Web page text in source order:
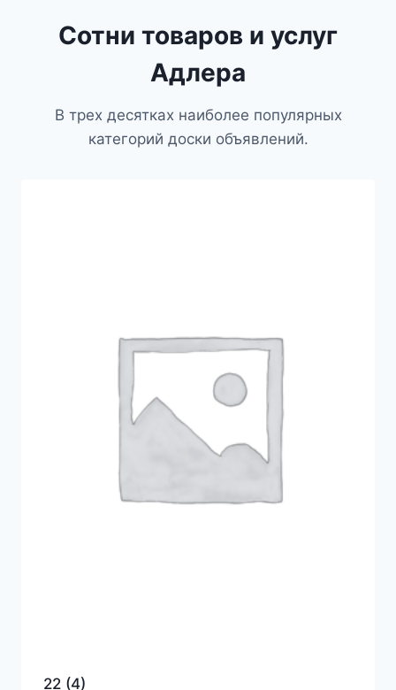
Сотни товаров и услуг
Адлера
В трех десятках наиболее популярных
категорий доски объявлений.
22 (4)